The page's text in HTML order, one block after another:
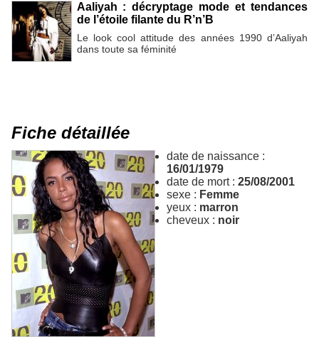
Aaliyah : décryptage mode et tendances
de l’étoile filante du R’n’B
Le look cool attitude des années 1990 d’Aaliyah
dans toute sa féminité
Fiche détaillée
date de naissance :
16/01/1979
date de mort : 25/08/2001
sexe : Femme
yeux : marron
cheveux : noir